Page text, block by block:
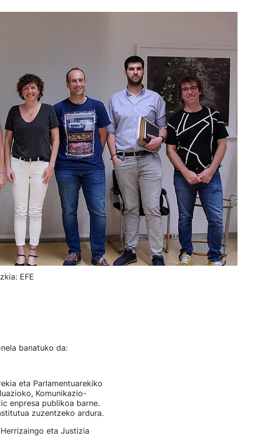
EFE
banatuko da:
eta Parlamentuarekiko
Komunikazio-
enpresa publikoa barne.
zuzentzeko ardura.
eta Justizia